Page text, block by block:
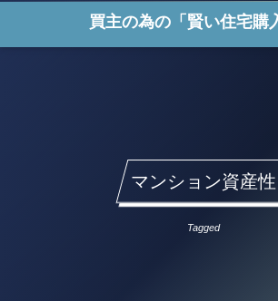
買主の為の「賢い住宅購
マンション資産性
Tagged